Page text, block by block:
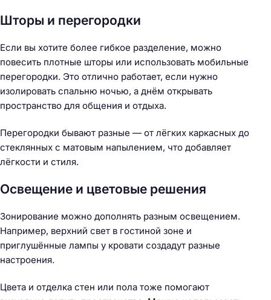
Шторы и перегородки
Если вы хотите более гибкое разделение, можно
повесить плотные шторы или использовать мобильные
перегородки. Это отлично работает, если нужно
изолировать спальню ночью, а днём открывать
пространство для общения и отдыха.
Перегородки бывают разные — от лёгких каркасных до
стеклянных с матовым напылением, что добавляет
лёгкости и стиля.
Освещение и цветовые решения
Зонирование можно дополнять разным освещением.
Например, верхний свет в гостиной зоне и
приглушённые лампы у кровати создадут разные
настроения.
Цвета и отделка стен или пола тоже помогают